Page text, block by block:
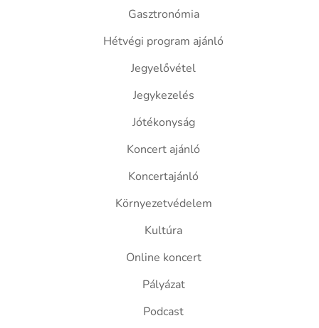
Gasztronómia
Hétvégi program ajánló
Jegyelővétel
Jegykezelés
Jótékonyság
Koncert ajánló
Koncertajánló
Környezetvédelem
Kultúra
Online koncert
Pályázat
Podcast